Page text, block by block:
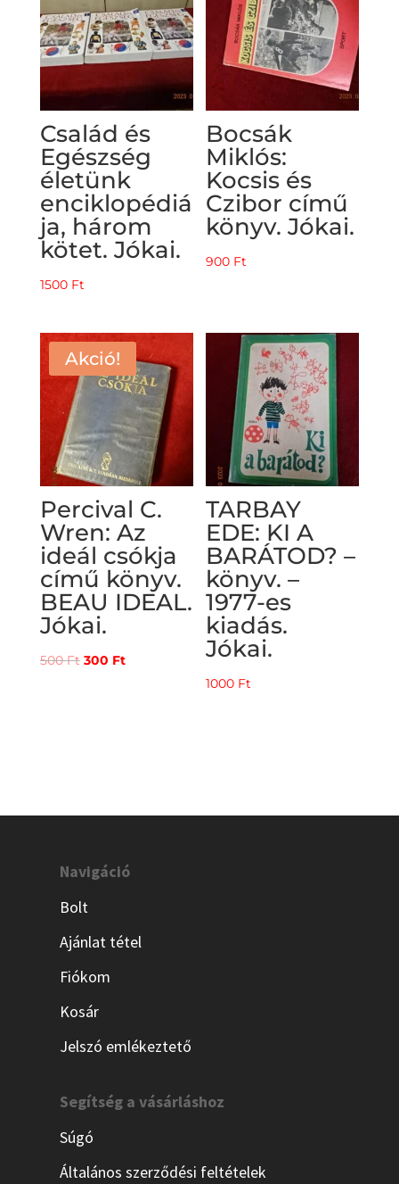
Család és
Egészség
életünk
enciklopédiá
ja, három
kötet. Jókai.
1500 Ft
Bocsák
Miklós:
Kocsis és
Czibor című
könyv. Jókai.
900 Ft
Akció!
Percival C.
Wren: Az
ideál csókja
című könyv.
BEAU IDEAL.
Jókai.
500Ft Original
300 FtCurrent
TARBAY
EDE: KI A
BARÁTOD? –
könyv. –
1977-es
kiadás.
Jókai.
1000 Ft
Navigáció
Bolt
Ajánlat tétel
Fiókom
Kosár
Jelszó emlékeztető
Segítség a vásárláshoz
Súgó
Általános szerződési feltételek